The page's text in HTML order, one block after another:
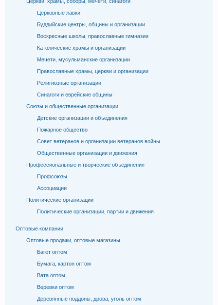
Церковные лавки
Буддийские центры, общины и организации
Воскресные школы, православные гимназии
Католические храмы и организации
Мечети, мусульманские организации
Православные храмы, церкви и организации
Религиозные организации
Синагоги и еврейские общины
Союзы и общественные организации
Детские организации и объединения
Пожарное общество
Совет ветеранов и организации ветеранов войны
Общественные организации и движения
Профессиональные и творческие объединения
Профсоюзы
Ассоциации
Политические организации
Политические организации, партии и движения
Оптовые компании
Оптовые продажи, оптовые магазины
Багет оптом
Бумага, картон оптом
Вата оптом
Веревки оптом
Деревянные поддоны, дрова, уголь оптом